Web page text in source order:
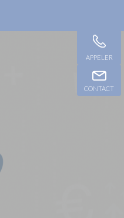
APPELER
CONTACT